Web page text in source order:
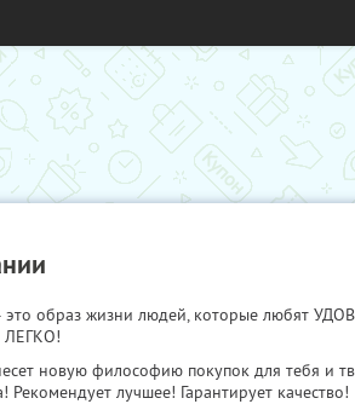
это образ жизни людей, которые любят
ЛЕГКО!
новую философию покупок для тебя и
Рекомендует лучшее! Гарантирует качество!